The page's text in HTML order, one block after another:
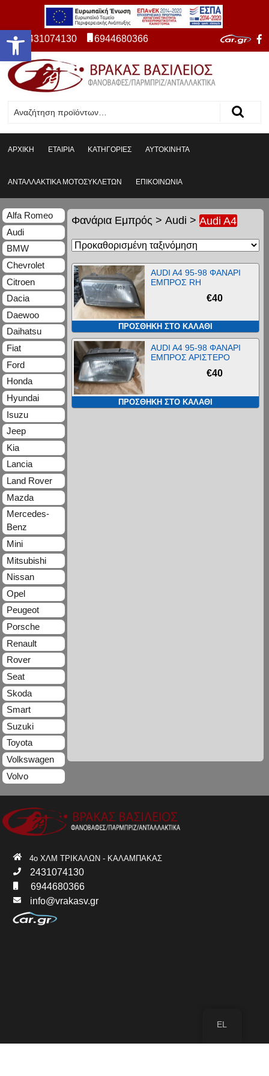
Ανοίξτε τη γραμμή εργαλείων 2431074130 6944680366
ΑΡΧΙΚΗ ΕΤΑΙΡΙΑ ΚΑΤΗΓΟΡΙΕΣ ΑΥΤΟΚΙΝΗΤΑ
ΑΝΤΑΛΛΑΚΤΙΚΑ ΜΟΤΟΣΥΚΛΕΤΩΝ ΕΠΙΚΟΙΝΩΝΙΑ
Φανάρια Εμπρός > Audi > Audi A4
AUDI A4 95-98 ΦΑΝΑΡΙ
ΕΜΠΡΟΣ RH
€40
ΠΡΟΣΘΉΚΗ ΣΤΟ ΚΑΛΆΘΙ
AUDI A4 95-98 ΦΑΝΑΡΙ
ΕΜΠΡΟΣ ΑΡΙΣΤΕΡΟ
€40
ΠΡΟΣΘΉΚΗ ΣΤΟ ΚΑΛΆΘΙ
Alfa Romeo
Audi
BMW
Chevrolet
Citroen
Dacia
Daewoo
Daihatsu
Fiat
Ford
Honda
Hyundai
Isuzu
Jeep
Kia
Lancia
Land Rover
Mazda
Mercedes-
Benz
Mini
Mitsubishi
Nissan
Opel
Peugeot
Porsche
Renault
Rover
Seat
Skoda
Smart
Suzuki
Toyota
Volkswagen
Volvo
4ο ΧΛΜ ΤΡΙΚΑΛΩΝ - ΚΑΛΑΜΠΑΚΑΣ
2431074130
6944680366
info@vrakasv.gr
EL